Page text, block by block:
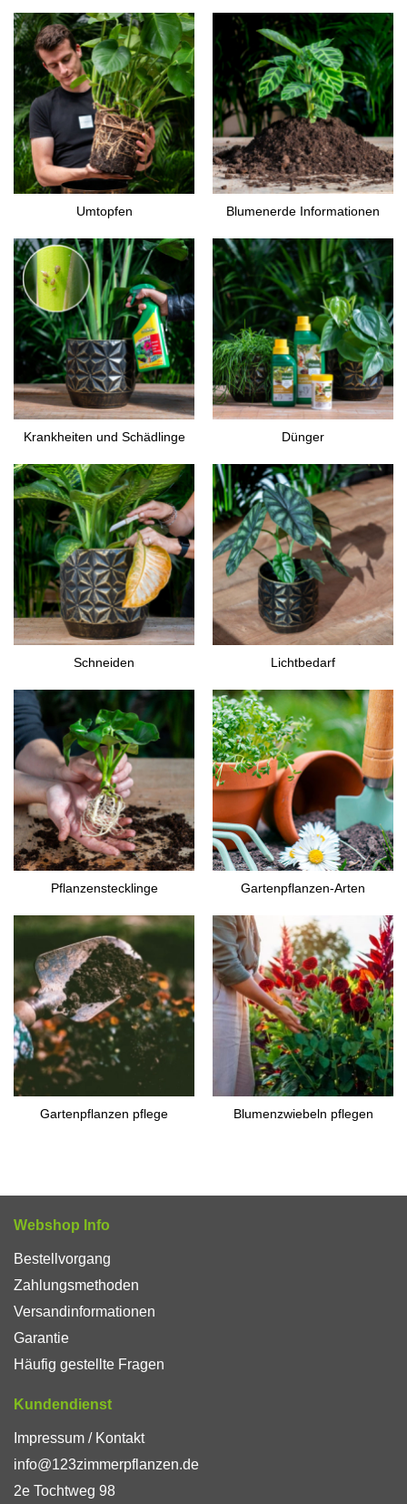
Umtopfen Blumenerde Informationen
Krankheiten und Schädlinge Dünger
Schneiden Lichtbedarf
Pflanzenstecklinge Gartenpflanzen-Arten
Gartenpflanzen pflege Blumenzwiebeln pflegen
Webshop Info
Bestellvorgang
Zahlungsmethoden
Versandinformationen
Garantie
Häufig gestellte Fragen
Kundendienst
Impressum / Kontakt
info@123zimmerpflanzen.de
2e Tochtweg 98